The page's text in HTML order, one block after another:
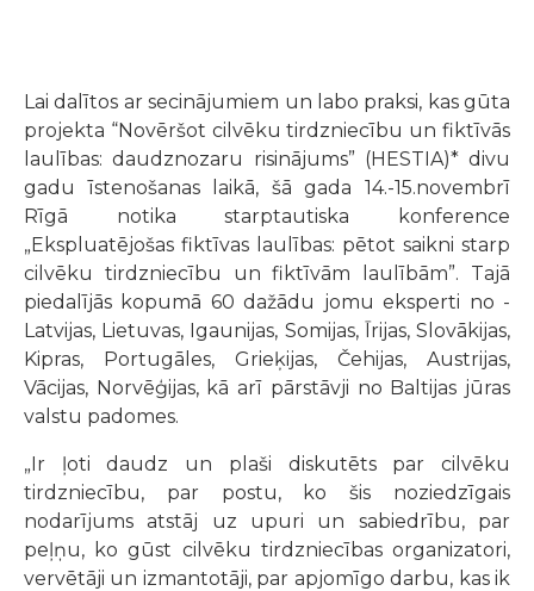
Lai dalītos ar secinājumiem un labo praksi, kas gūta
projekta “Novēršot cilvēku tirdzniecību un fiktīvās
laulības: daudznozaru risinājums” (HESTIA)* divu
gadu īstenošanas laikā, šā gada 14.-15.novembrī
Rīgā notika starptautiska konference
„Ekspluatējošas fiktīvas laulības: pētot saikni starp
cilvēku tirdzniecību un fiktīvām laulībām”. Tajā
piedalījās kopumā 60 dažādu jomu eksperti no -
Latvijas, Lietuvas, Igaunijas, Somijas, Īrijas, Slovākijas,
Kipras, Portugāles, Grieķijas, Čehijas, Austrijas,
Vācijas, Norvēģijas, kā arī pārstāvji no Baltijas jūras
valstu padomes.
„Ir ļoti daudz un plaši diskutēts par cilvēku
tirdzniecību, par postu, ko šis noziedzīgais
nodarījums atstāj uz upuri un sabiedrību, par
peļņu, ko gūst cilvēku tirdzniecības organizatori,
vervētāji un izmantotāji, par apjomīgo darbu, kas ik